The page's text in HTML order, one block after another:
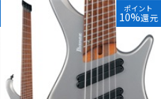
ポイント
10%還元